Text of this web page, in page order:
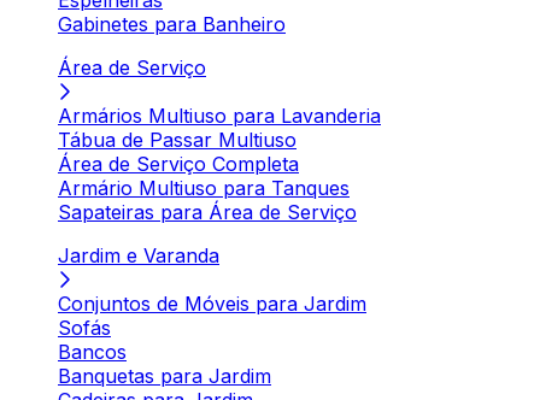
Gabinetes para Banheiro
Área de Serviço
Armários Multiuso para Lavanderia
Tábua de Passar Multiuso
Área de Serviço Completa
Armário Multiuso para Tanques
Sapateiras para Área de Serviço
Jardim e Varanda
Conjuntos de Móveis para Jardim
Sofás
Bancos
Banquetas para Jardim